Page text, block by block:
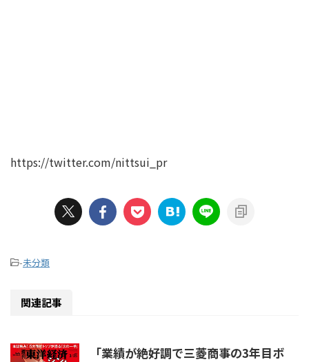
https://twitter.com/nittsui_pr
-未分類
関連記事
「業績が絶好調で三菱商事の3年目ボ